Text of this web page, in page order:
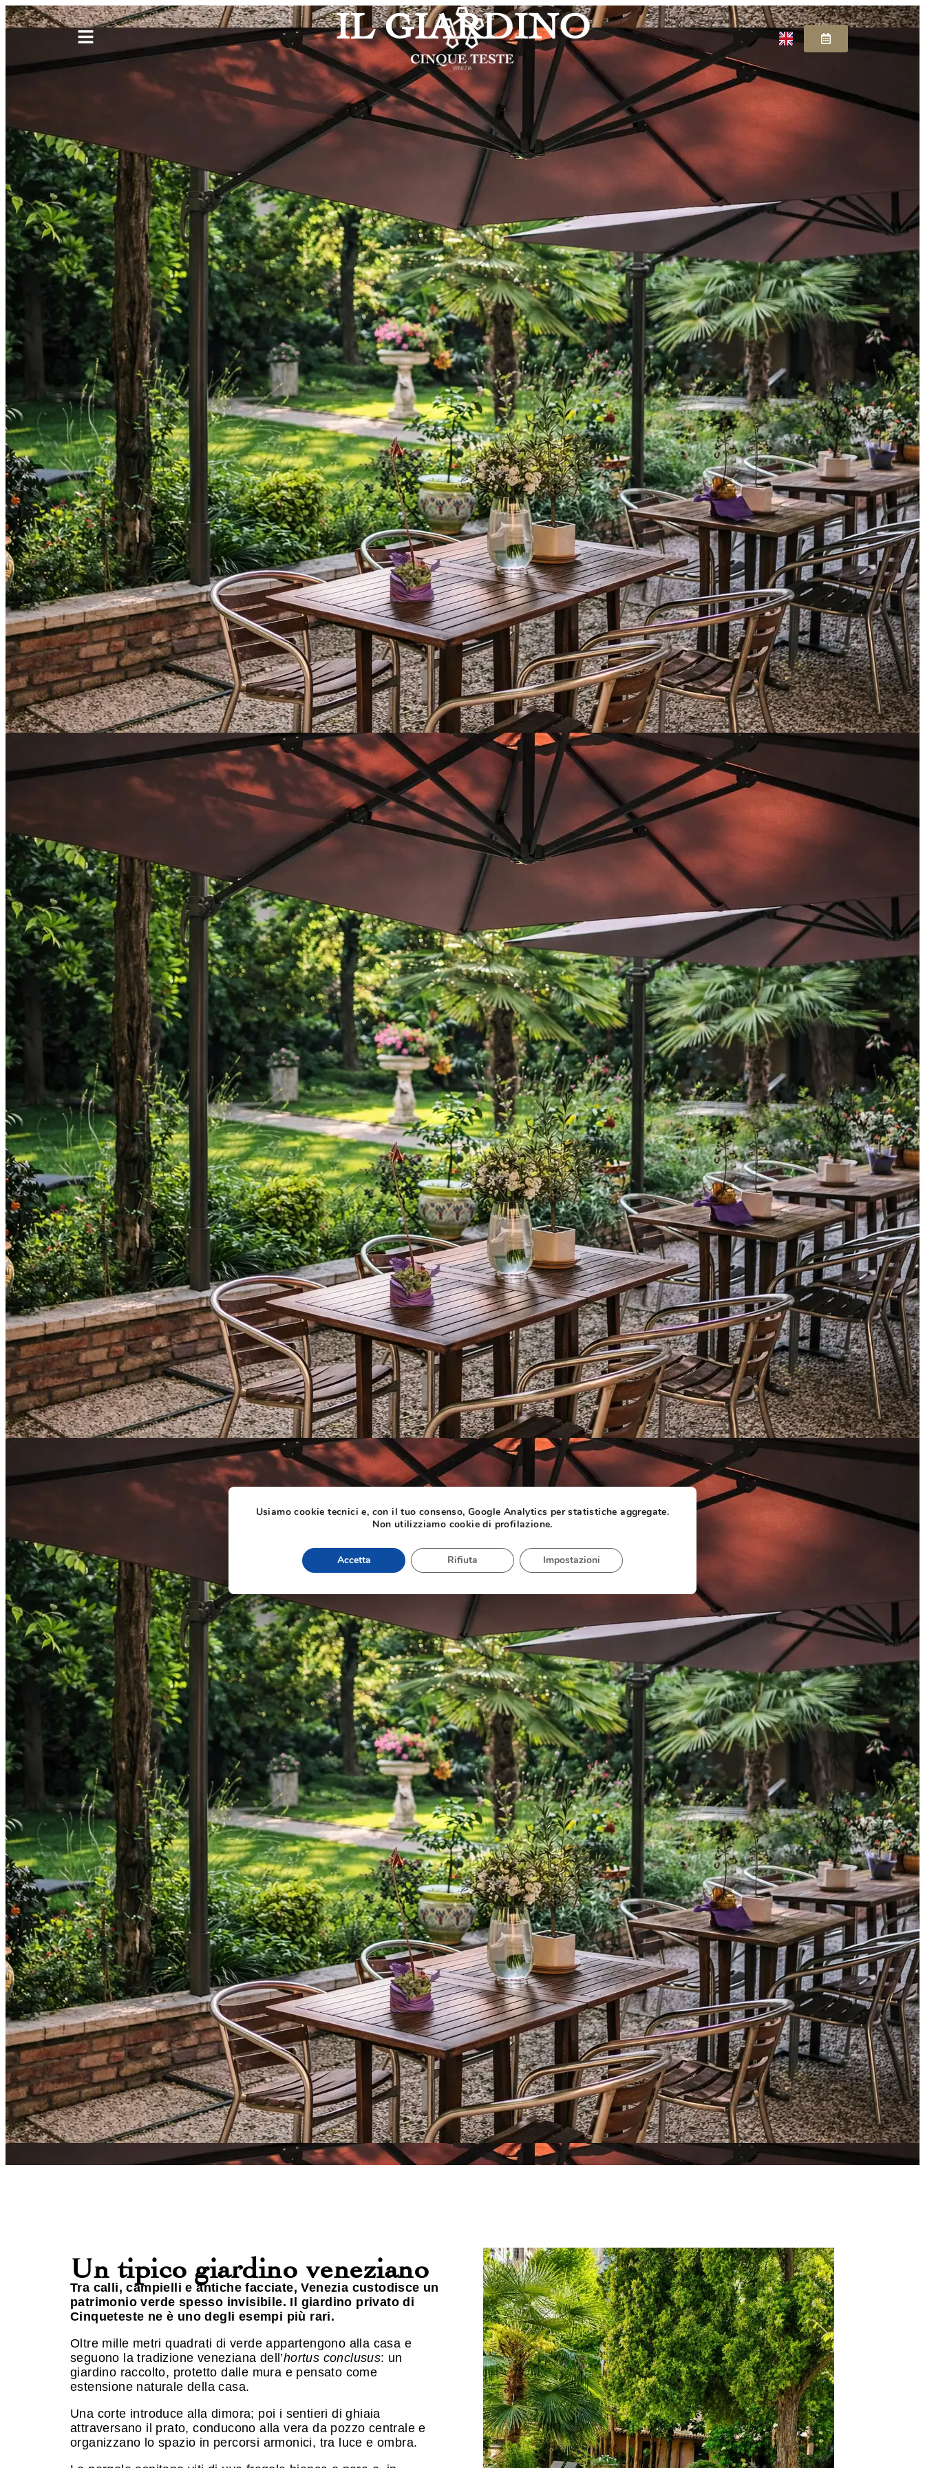
IL GIARDINO
Un tipico giardino veneziano
Tra calli, campielli e antiche facciate, Venezia custodisce un
patrimonio verde spesso invisibile. Il giardino privato di
Cinqueteste ne è uno degli esempi più rari.
Oltre mille metri quadrati di verde appartengono alla casa e
seguono la tradizione veneziana dell’hortus conclusus: un
giardino raccolto, protetto dalle mura e pensato come
estensione naturale della casa.
Una corte introduce alla dimora; poi i sentieri di ghiaia
attraversano il prato, conducono alla vera da pozzo centrale e
organizzano lo spazio in percorsi armonici, tra luce e ombra.
Usiamo cookie tecnici e, con il tuo consenso, Google Analytics per statistiche aggregate.
Non utilizziamo cookie di profilazione.
Accetta Rifiuta Impostazioni